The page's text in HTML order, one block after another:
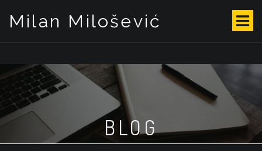
k
t
c
o
n
e
Milan Milošević
BLOG